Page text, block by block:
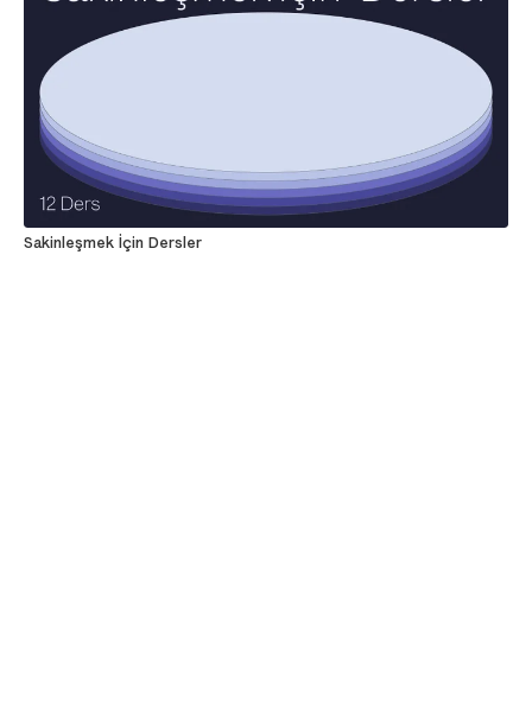
Sakinleşmek İçin Dersler